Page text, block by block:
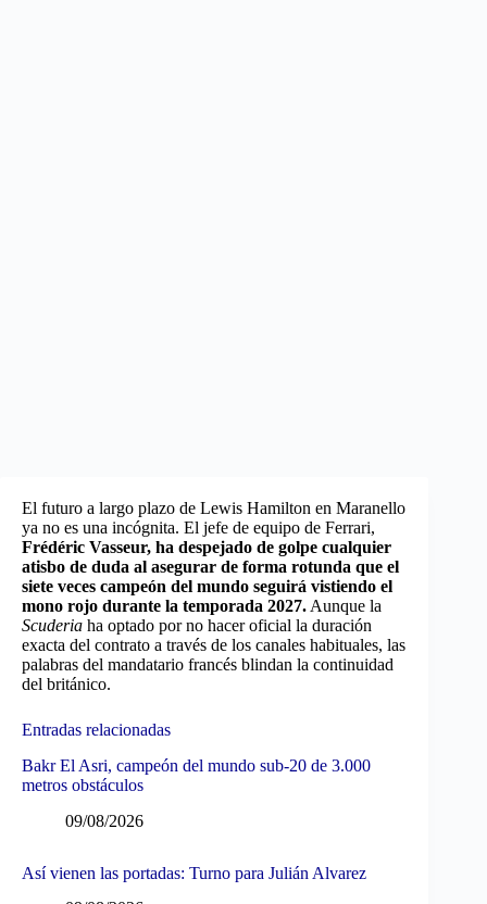
El futuro a largo plazo de Lewis Hamilton en Maranello
ya no es una incógnita. El jefe de equipo de Ferrari,
Frédéric Vasseur, ha despejado de golpe cualquier
atisbo de duda al asegurar de forma rotunda que el
siete veces campeón del mundo seguirá vistiendo el
mono rojo durante la temporada 2027. Aunque la
Scuderia ha optado por no hacer oficial la duración
exacta del contrato a través de los canales habituales, las
palabras del mandatario francés blindan la continuidad
del británico.
Entradas relacionadas
Bakr El Asri, campeón del mundo sub-20 de 3.000
metros obstáculos
09/08/2026
Así vienen las portadas: Turno para Julián Alvarez